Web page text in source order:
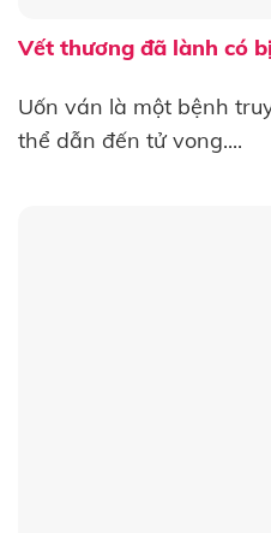
Vết thương đã lành có
Uốn ván là một bệnh
thể dẫn đến tử vong....